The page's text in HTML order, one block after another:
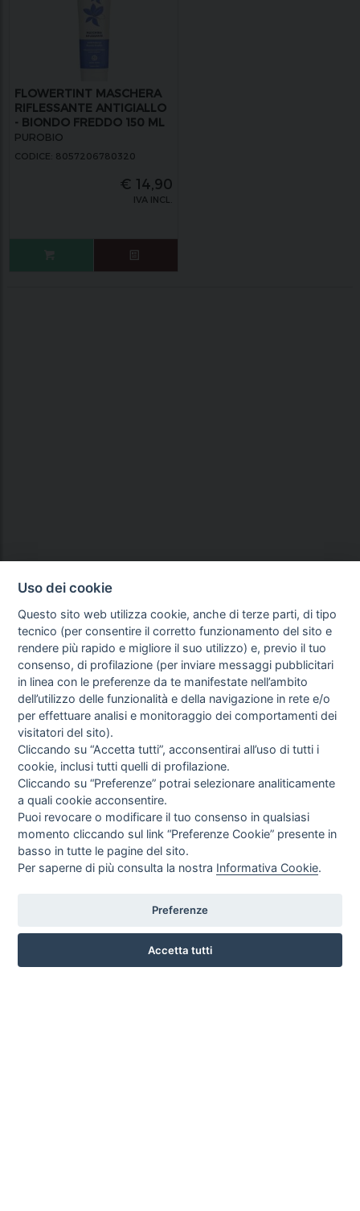
FLOWERTINT MASCHERA
RIFLESSANTE ANTIGIALLO
- BIONDO FREDDO 150 ML
PUROBIO
CODICE: 8057206780320
€ 14,90
IVA INCL.
CORSO ITALIA 97 - 87032 CAMPORA SAN GIOVANNI (CS)
3476518234
Uso dei cookie
Questo sito web utilizza cookie, anche di terze parti, di tipo
tecnico (per consentire il corretto funzionamento del sito e
rendere più rapido e migliore il suo utilizzo) e, previo il tuo
consenso, di profilazione (per inviare messaggi pubblicitari
in linea con le preferenze da te manifestate nell’ambito
dell’utilizzo delle funzionalità e della navigazione in rete e/o
per effettuare analisi e monitoraggio dei comportamenti dei
visitatori del sito).
Cliccando su “Accetta tutti”, acconsentirai all’uso di tutti i
cookie, inclusi tutti quelli di profilazione.
Cliccando su “Preferenze” potrai selezionare analiticamente
a quali cookie acconsentire.
Puoi revocare o modificare il tuo consenso in qualsiasi
momento cliccando sul link “Preferenze Cookie” presente in
basso in tutte le pagine del sito.
Per saperne di più consulta la nostra Informativa Cookie.
Preferenze
Accetta tutti